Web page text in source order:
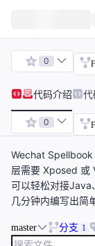
0
代码介绍 代
0
Wechat Spellbook
层需要 Xposed 或
可以轻松对接Java
几分钟内编写出简
master 分支 1